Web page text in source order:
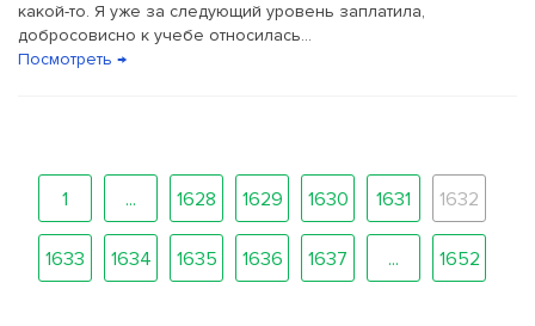
какой-то. Я уже за следующий уровень заплатила,
добросовисно к учебе относилась...
Посмотреть →
1 ... 1628 1629 1630 1631 1632
1633 1634 1635 1636 1637 ... 1652